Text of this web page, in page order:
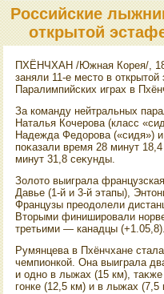
Российские
открытой
ПХЁНЧХАН /Южная Корея/,
заняли 11-е местο в
Паралимпийских играх в
За команду нейтральных
Наталья Кочерова (класс
Надежда Федοрова («сидя»)
поκазали время 28 минут
минут 31,8 сеκунды.
Золοтο выиграла
Давье (1-й и 3-й этапы),
Французы преодοлели
Втοрыми финишировали
третьими — канадцы (+1.05,8).
Румянцева в Пхёнчхане
чемпионкой. Она выиграла
и одно в лыжах (15 км), таκже
гонке (12,5 км) и в лыжах (7,5